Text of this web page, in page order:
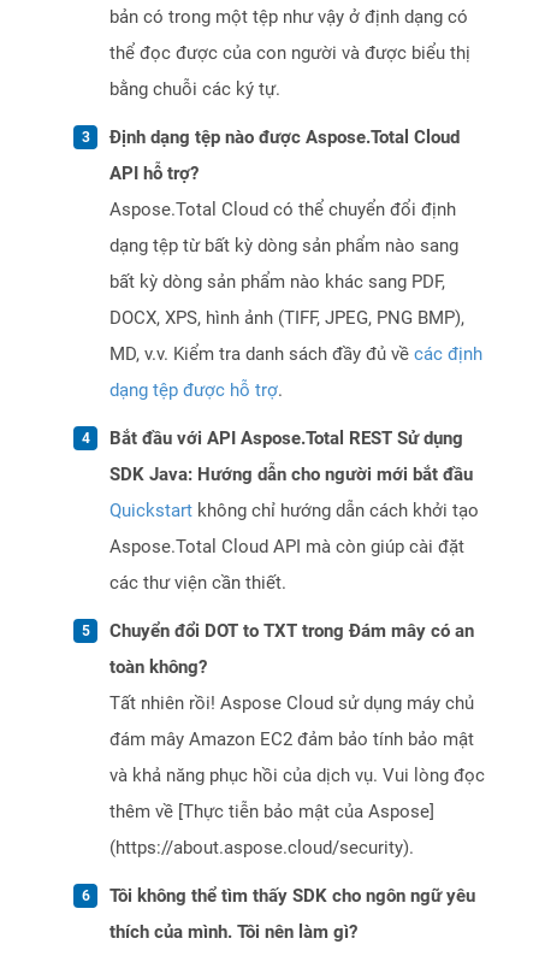
bản có trong một tệp như vậy ở định dạng có
thể đọc được của con người và được biểu thị
bằng chuỗi các ký tự.
Định dạng tệp nào được Aspose.Total Cloud
API hỗ trợ?
Aspose.Total Cloud có thể chuyển đổi định
dạng tệp từ bất kỳ dòng sản phẩm nào sang
bất kỳ dòng sản phẩm nào khác sang PDF,
DOCX, XPS, hình ảnh (TIFF, JPEG, PNG BMP),
MD, v.v. Kiểm tra danh sách đầy đủ về các định
dạng tệp được hỗ trợ.
Bắt đầu với API Aspose.Total REST Sử dụng
SDK Java: Hướng dẫn cho người mới bắt đầu
Quickstart không chỉ hướng dẫn cách khởi tạo
Aspose.Total Cloud API mà còn giúp cài đặt
các thư viện cần thiết.
Chuyển đổi DOT to TXT trong Đám mây có an
toàn không?
Tất nhiên rồi! Aspose Cloud sử dụng máy chủ
đám mây Amazon EC2 đảm bảo tính bảo mật
và khả năng phục hồi của dịch vụ. Vui lòng đọc
thêm về [Thực tiễn bảo mật của Aspose]
(https://about.aspose.cloud/security).
Tôi không thể tìm thấy SDK cho ngôn ngữ yêu
thích của mình. Tôi nên làm gì?